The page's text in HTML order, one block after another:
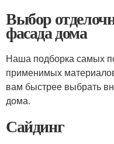
Выбор
фасада дома
Наша подборка самых
применимых
вам быстрее выбрать
дома.
Сайдинг